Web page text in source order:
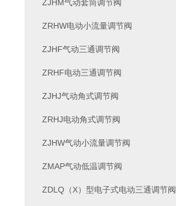
ZJHM气动套筒调节阀
ZRHW电动小流量调节阀
ZJHF气动三通调节阀
ZRHF电动三通调节阀
ZJHJ气动角式调节阀
ZRHJ电动角式调节阀
ZJHW气动小流量调节阀
ZMAP气动低温调节阀
ZDLQ（X）型电子式电动三通调节阀